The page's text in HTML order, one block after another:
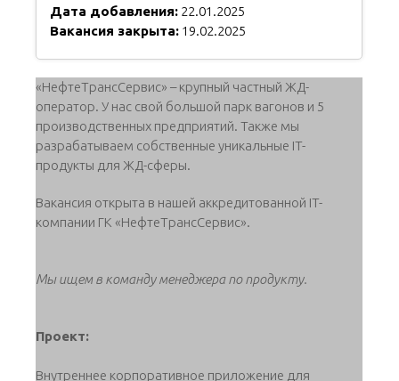
Дата добавления: 22.01.2025
Вакансия закрыта: 19.02.2025
«НефтеТрансСервис» – крупный частный ЖД-
оператор. У нас свой большой парк вагонов и 5
производственных предприятий. Также мы
разрабатываем собственные уникальные IT-
продукты для ЖД-сферы.
Вакансия открыта в нашей аккредитованной IT-
компании ГК «НефтеТрансСервис».
Мы ищем в команду менеджера по продукту.
Проект:
Внутреннее корпоративное приложение для